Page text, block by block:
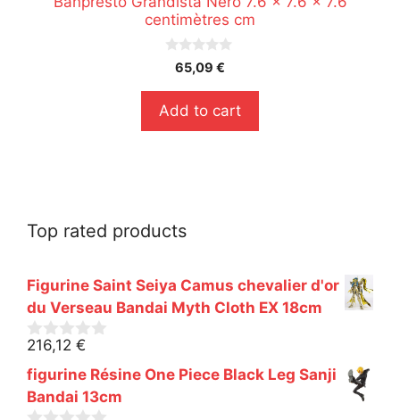
centimètres cm
s
u
5
65,09 €
Add to cart
Top rated products
Figurine Saint Seiya Camus chevalier d'or
du Verseau Bandai Myth Cloth EX 18cm
0
s
u
r
5
216,12 €
figurine Résine One Piece Black Leg Sanji
Bandai 13cm